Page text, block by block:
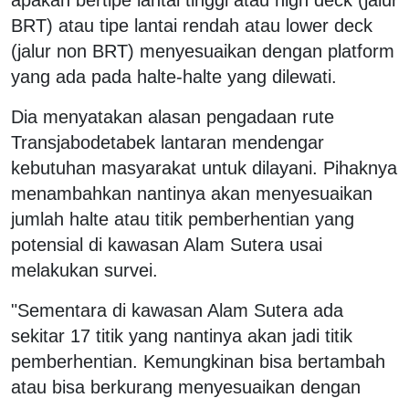
BRT) atau tipe lantai rendah atau lower deck
(jalur non BRT) menyesuaikan dengan platform
yang ada pada halte-halte yang dilewati.
Dia menyatakan alasan pengadaan rute
Transjabodetabek lantaran mendengar
kebutuhan masyarakat untuk dilayani. Pihaknya
menambahkan nantinya akan menyesuaikan
jumlah halte atau titik pemberhentian yang
potensial di kawasan Alam Sutera usai
melakukan survei.
"Sementara di kawasan Alam Sutera ada
sekitar 17 titik yang nantinya akan jadi titik
pemberhentian. Kemungkinan bisa bertambah
atau bisa berkurang menyesuaikan dengan